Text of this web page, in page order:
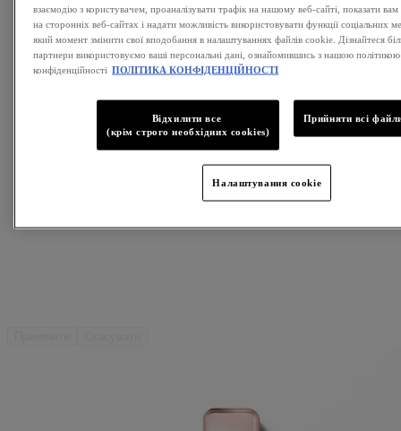
взаємодію з користувачем, проаналізувати трафік на нашому веб-сайті, показати
на сторонніх веб-сайтах і надати можливість використовувати функції
який момент змінити свої вподобання в налаштуваннях файлів cookie. Дізнайтеся
партнери використовуємо ваші персональні дані, ознайомившись з нашою політикою
конфіденційності ПОЛІТИКА КОНФІДЕНЦІЙНОСТІ
Відхилити все
(крім строго необхідних cookies)
Прийняти всі
Налаштування cookie